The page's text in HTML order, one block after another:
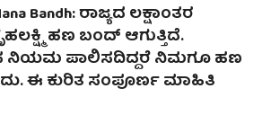
Bandh: ರಾಜ್ಯದ ಲಕ್ಷಾಂತರ
ಹಣ ಬಂದ್ ಆಗುತ್ತಿದೆ.
ನಿಯಮ ಪಾಲಿಸದಿದ್ದರೆ ನಿಮಗೂ ಹಣ
ಈ ಕುರಿತ ಸಂಪೂರ್ಣ ಮಾಹಿತಿ